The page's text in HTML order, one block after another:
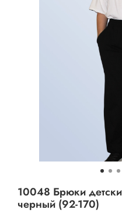
10048 Брюки
черный (92-170)